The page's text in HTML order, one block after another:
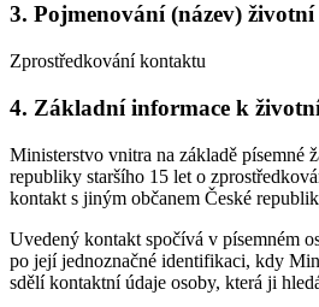
3. Pojmenování (název) životní
Zprostředkování kontaktu
4. Základní informace k
Ministerstvo vnitra na základě písemné
republiky staršího 15 let o
kontakt s jiným občanem České
Uvedený kontakt spočívá v písemném
po její jednoznačné identifikaci, kdy
sdělí kontaktní údaje osoby, která ji